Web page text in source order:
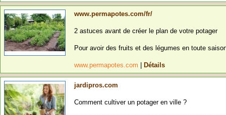
www.permapotes.com/fr/
2 astuces avant de créer le plan de votre potager
Pour avoir des fruits et des légumes en toute
www.permapotes.com Détails
jardipros.com
Comment cultiver un potager en ville ?